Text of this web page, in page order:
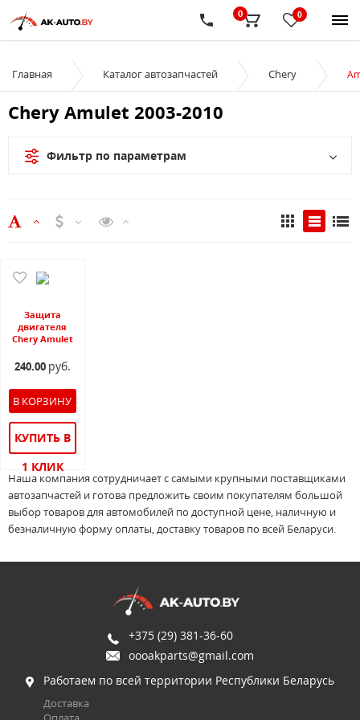
0
0
Главная Каталог автозапчастей Chery
Chery Amulet 2003-2010
Фильтр по параметрам
Защита
двигателя
Chery Amulet
240.00 руб.
КУПИТЬ В
1 КЛИК
Наша компания сотрудничает с самыми крупными поставщиками
автозапчастей и готова предложить своим покупателям большой
выбор товаров для автомобилей по доступной цене, наличную и
безналичную форму оплаты, доставку товаров по всей Беларуси.
+375 (29) 381-36-60
oooakparts@gmail.com
Работаем по всей территории Республики Беларусь
Доставка